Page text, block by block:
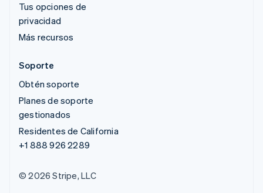
Tus opciones de
privacidad
Más recursos
Soporte
Obtén soporte
Planes de soporte
gestionados
Residentes de California
+1 888 926 2289
© 2026 Stripe, LLC